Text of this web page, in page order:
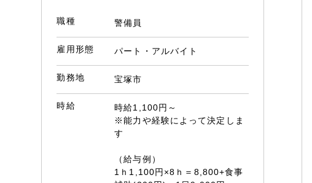
職種 警備員
雇用形態 パート・アルバイト
勤務地 宝塚市
時給
時給1,100円～
※能力や経験によって決定しま
す
（給与例）
1ｈ1,100円×8ｈ＝8,800+食事